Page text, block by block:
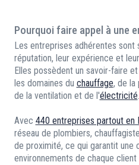
Pourquoi faire appel à une
Les entreprises adhérentes
réputation, leur expérience et
Elles possèdent un savoir-faire
les domaines du chauffage, de la
de la ventilation et de l'électricité.
Avec 440 entreprises partout en
réseau de plombiers,
de proximité, ce qui garantit une
environnements de chaque